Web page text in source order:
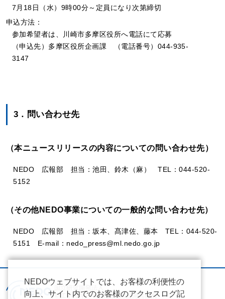
7月18日（水）9時00分～定員になり次第締切
申込方法：
参加希望者は、川崎市多摩区役所へ電話にて応募
（申込先）多摩区役所企画課 （電話番号）044-935-
3147­
3．問い合わせ先
（本ニュースリリースの内容についての問い合わせ先）
NEDO 広報部 担当：池田、鈴木（麻） TEL：044-520-
5152
（その他NEDO事業についての一般的な問い合わせ先）
NEDO 広報部 担当：坂本、髙津佐、藤本 TEL：044-520-
5151 E-mail：nedo_press@ml.nedo.go.jp
NEDOウェブサイトでは、お客様の利便性の
向上、サイト内でのお客様のアクセスログ記